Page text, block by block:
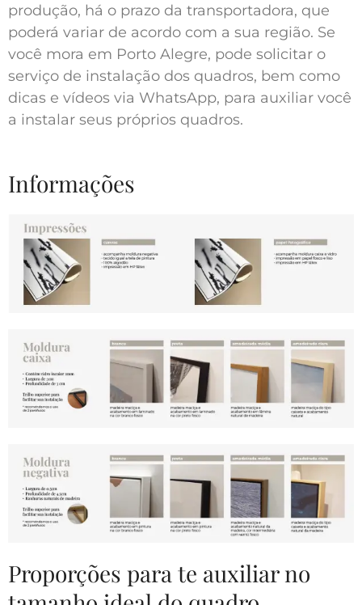
produção, há o prazo da transportadora, que
poderá variar de acordo com a sua região. Se
você mora em Porto Alegre, pode solicitar o
serviço de instalação dos quadros, bem como
dicas e vídeos via WhatsApp, para auxiliar você
a instalar seus próprios quadros.
Informações
Proporções para te auxiliar no